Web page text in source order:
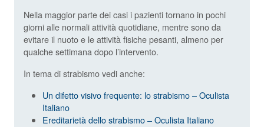
Nella maggior parte dei casi i pazienti tornano in pochi
giorni alle normali attività quotidiane, mentre sono da
evitare il nuoto e le attività fisiche pesanti, almeno per
qualche settimana dopo l’intervento.
In tema di strabismo vedi anche:
Un difetto visivo frequente: lo strabismo – Oculista
Italiano
Ereditarietà dello strabismo – Oculista Italiano